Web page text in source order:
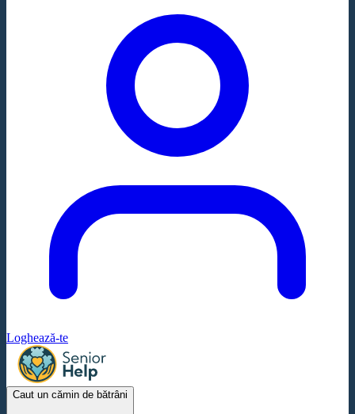
Loghează-te
Caut un cămin de bătrâni